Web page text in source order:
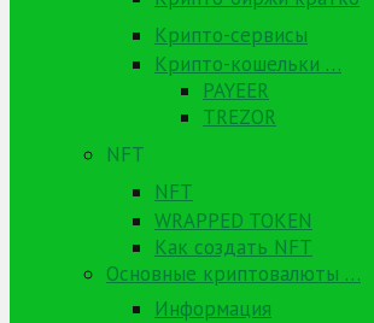
Крипто-сервисы
Крипто-кошельки …
PAYEER
TREZOR
NFT
NFT
WRAPPED TOKEN
Как создать NFT
Основные криптовалюты …
Информация